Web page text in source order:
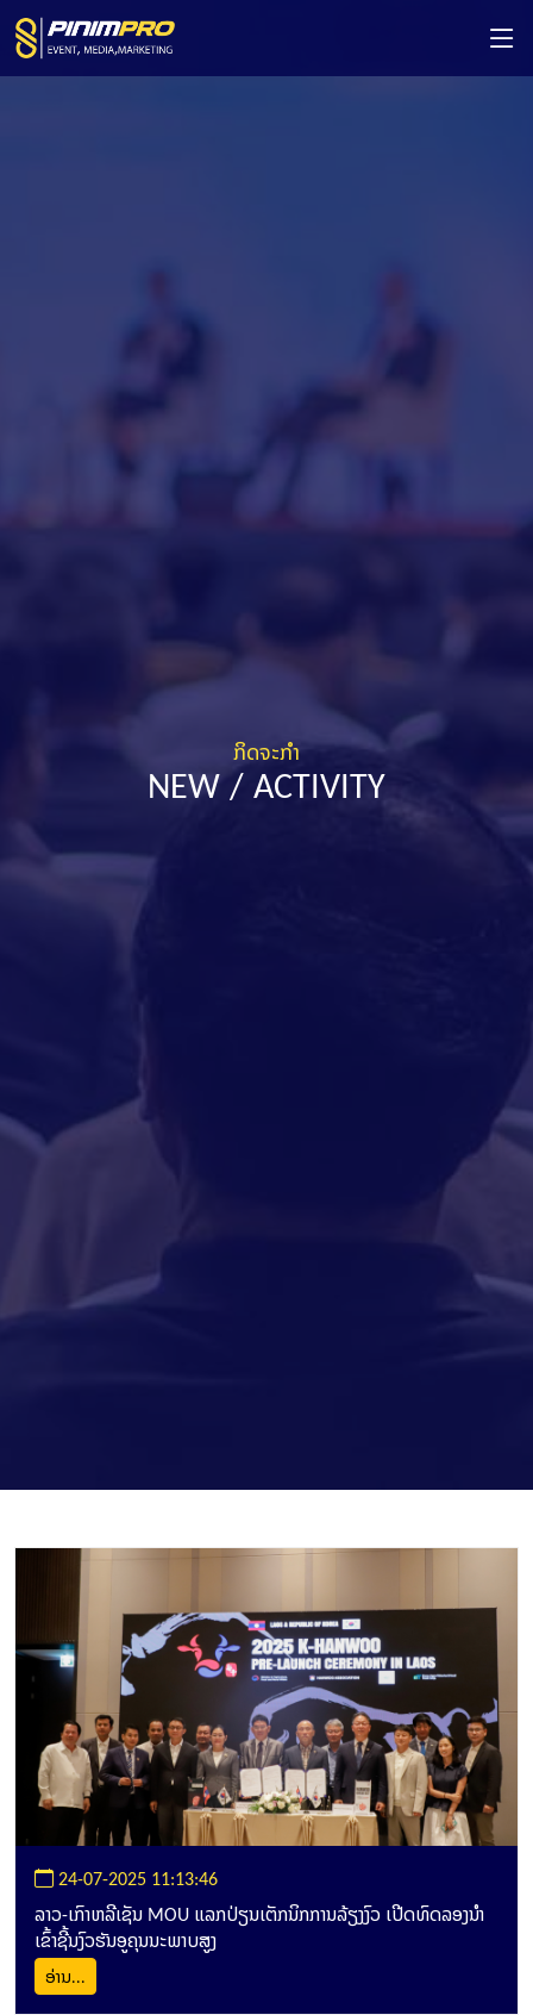
ກິດຈະກຳ
NEW / ACTIVITY
24-07-2025 11:13:46
ລາວ-ເກົາຫລີເຊັນ MOU ແລກປ່ຽນເຕັກນິກການລ້ຽງງົວ ເປີດທົດລອງນຳ
ເຂົ້າຊີ້ນງົວຮັນອູຄຸນນະພາບສູງ
ອ່ານ...